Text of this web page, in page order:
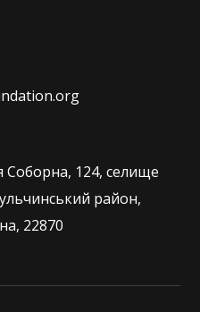
124, селище
район,
22870